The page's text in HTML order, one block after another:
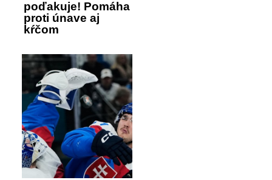
poďakuje! Pomáha
proti únave aj
kŕčom